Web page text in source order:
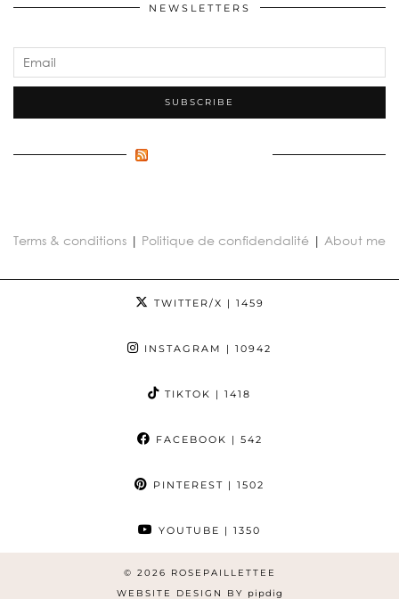
NEWSLETTERS
Terms & conditions | Politique de confidendalité | About me
TWITTER/X | 1459
INSTAGRAM | 10942
TIKTOK | 1418
FACEBOOK | 542
PINTEREST | 1502
YOUTUBE | 1350
© 2026
ROSEPAILLETTEE
WEBSITE DESIGN BY
pipdig